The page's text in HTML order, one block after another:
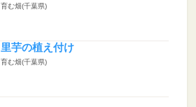
育む畑(千葉県)
里芋の植え付け
育む畑(千葉県)